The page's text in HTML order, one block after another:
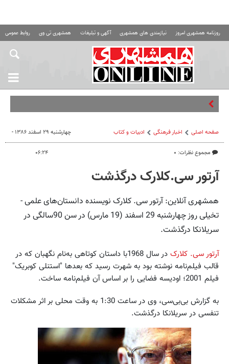
روزنامه همشهری امروز نیازمندی های همشهری آگهی و تبلیغات همشهری تی وی روابط عمومی
صفحه اصلی اخبار فرهنگی ادبیات و کتاب
مجموع نظرات: ۰
چهارشنبه ۲۹ اسفند ۱۳۸۶ -
۰۶:۲۴
آرتور سی.کلارک درگذشت
همشهری آنلاین: آرتور سی. کلارک نویسنده‌ دانستان‌های علمی -
تخیلی روز چهارشنبه 29 اسفند (19 مارس) در سن 90سالگی در
سریلانکا درگذشت.
آرتور سی. کلارک
در سال 1968با داستان کوتاهی به‌نام نگهبان که در
قالب فیلم‌نامه نوشته بود به شهرت رسید که بعدها "استنلی کوبریک"
فیلم 2001؛ اودیسه‌ فضایی را بر اساس آن فیلم‌نامه ساخت.
به گزارش بی‌بی‌سی، وی در ساعت 1:30 به وقت محلی بر اثر مشکلات
تنفسی در سریلانکا درگذشت.